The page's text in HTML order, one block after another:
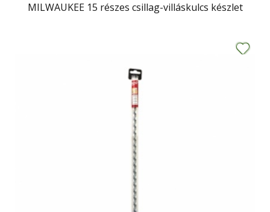
MILWAUKEE 15 részes csillag-villáskulcs készlet